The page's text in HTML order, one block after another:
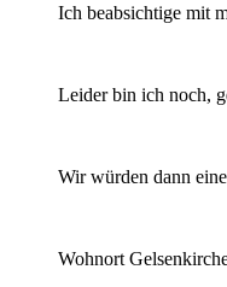
Ich beabsichtige mit
Leider bin ich noch,
Wir würden dann
Wohnort